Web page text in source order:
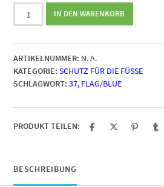
Rathgeber
Schuhe
Menge
IN DEN WARENKORB
ARTIKELNUMMER: N. A.
KATEGORIE: SCHUTZ FÜR DIE FÜSSE
SCHLAGWORT: 37, FLAG/BLUE
PRODUKT TEILEN:
BESCHREIBUNG